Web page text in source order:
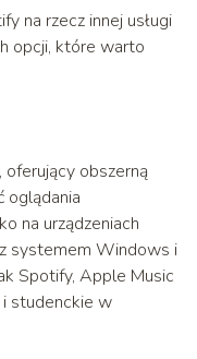
na rzecz innej usługi
opcji, które warto
obszerną
oglądania
na urządzeniach
systemem Windows i
Spotify, Apple Music
i studenckie w